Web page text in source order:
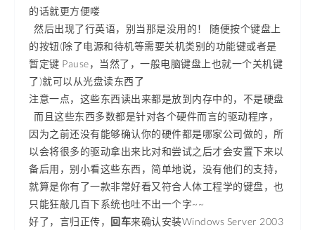
的话就更方便喽
然后出现了行英语，别当那是没用的！ 随便按个键盘上
的按钮(除了电源和待机等需要关机类别的功能键或者是
暂定键 Pause，当然了，一般电脑键盘上也就一个关机键
了)就可以从光盘读东西了
注意一点，这些东西读出来都是放到内存中的，不是硬盘
而且这些东西多数都是针对各个硬件而言的驱动程序，
因为之前还没有能够确认你的硬件都是哪家公司做的，所
以会将很多的驱动拿出来比对和尝试之后才会安置下来以
备后用，别小看这些东西，简单地说，没有他们的支持，
就算是你有了一款非常好看又符合人体工程学的键盘，也
只能狂敲几百下系统也吐不出一个字~~
好了，言归正传， 回车来确认安装Windows Server 2003